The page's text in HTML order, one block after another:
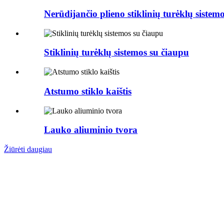
Nerūdijančio plieno stiklinių turėklų
Stiklinių turėklų sistemos su čiaupu
Atstumo stiklo kaištis
Lauko aliuminio tvora
Žiūrėti daugiau